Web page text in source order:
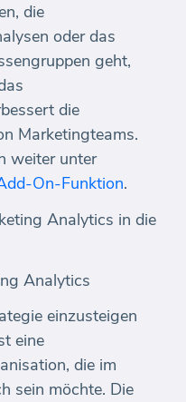
die
oder das
geht,
die
Marketingteams.
weiter unter
On-Funktion.
Analytics in die
Analytics
einzusteigen
eine
die im
sein möchte. Die